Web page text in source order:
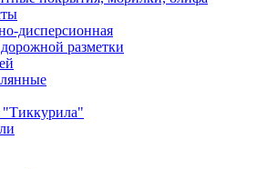
дисперсионная
разметки